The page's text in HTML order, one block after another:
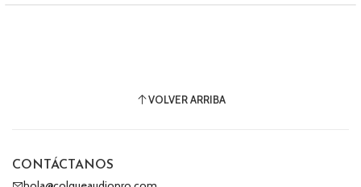
VOLVER ARRIBA
CONTÁCTANOS